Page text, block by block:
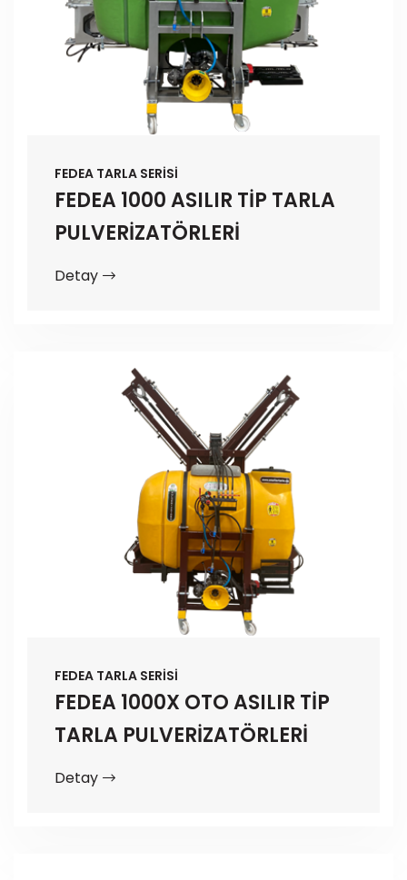
FEDEA TARLA SERİSİ
FEDEA 1000 ASILIR TİP TARLA
PULVERİZATÖRLERİ
Detay
FEDEA TARLA SERİSİ
FEDEA 1000X OTO ASILIR TİP
TARLA PULVERİZATÖRLERİ
Detay